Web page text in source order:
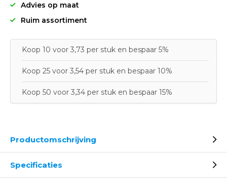
Advies op maat
Ruim assortiment
Koop 10 voor 3,73 per stuk en bespaar 5%
Koop 25 voor 3,54 per stuk en bespaar 10%
Koop 50 voor 3,34 per stuk en bespaar 15%
Productomschrijving
Specificaties